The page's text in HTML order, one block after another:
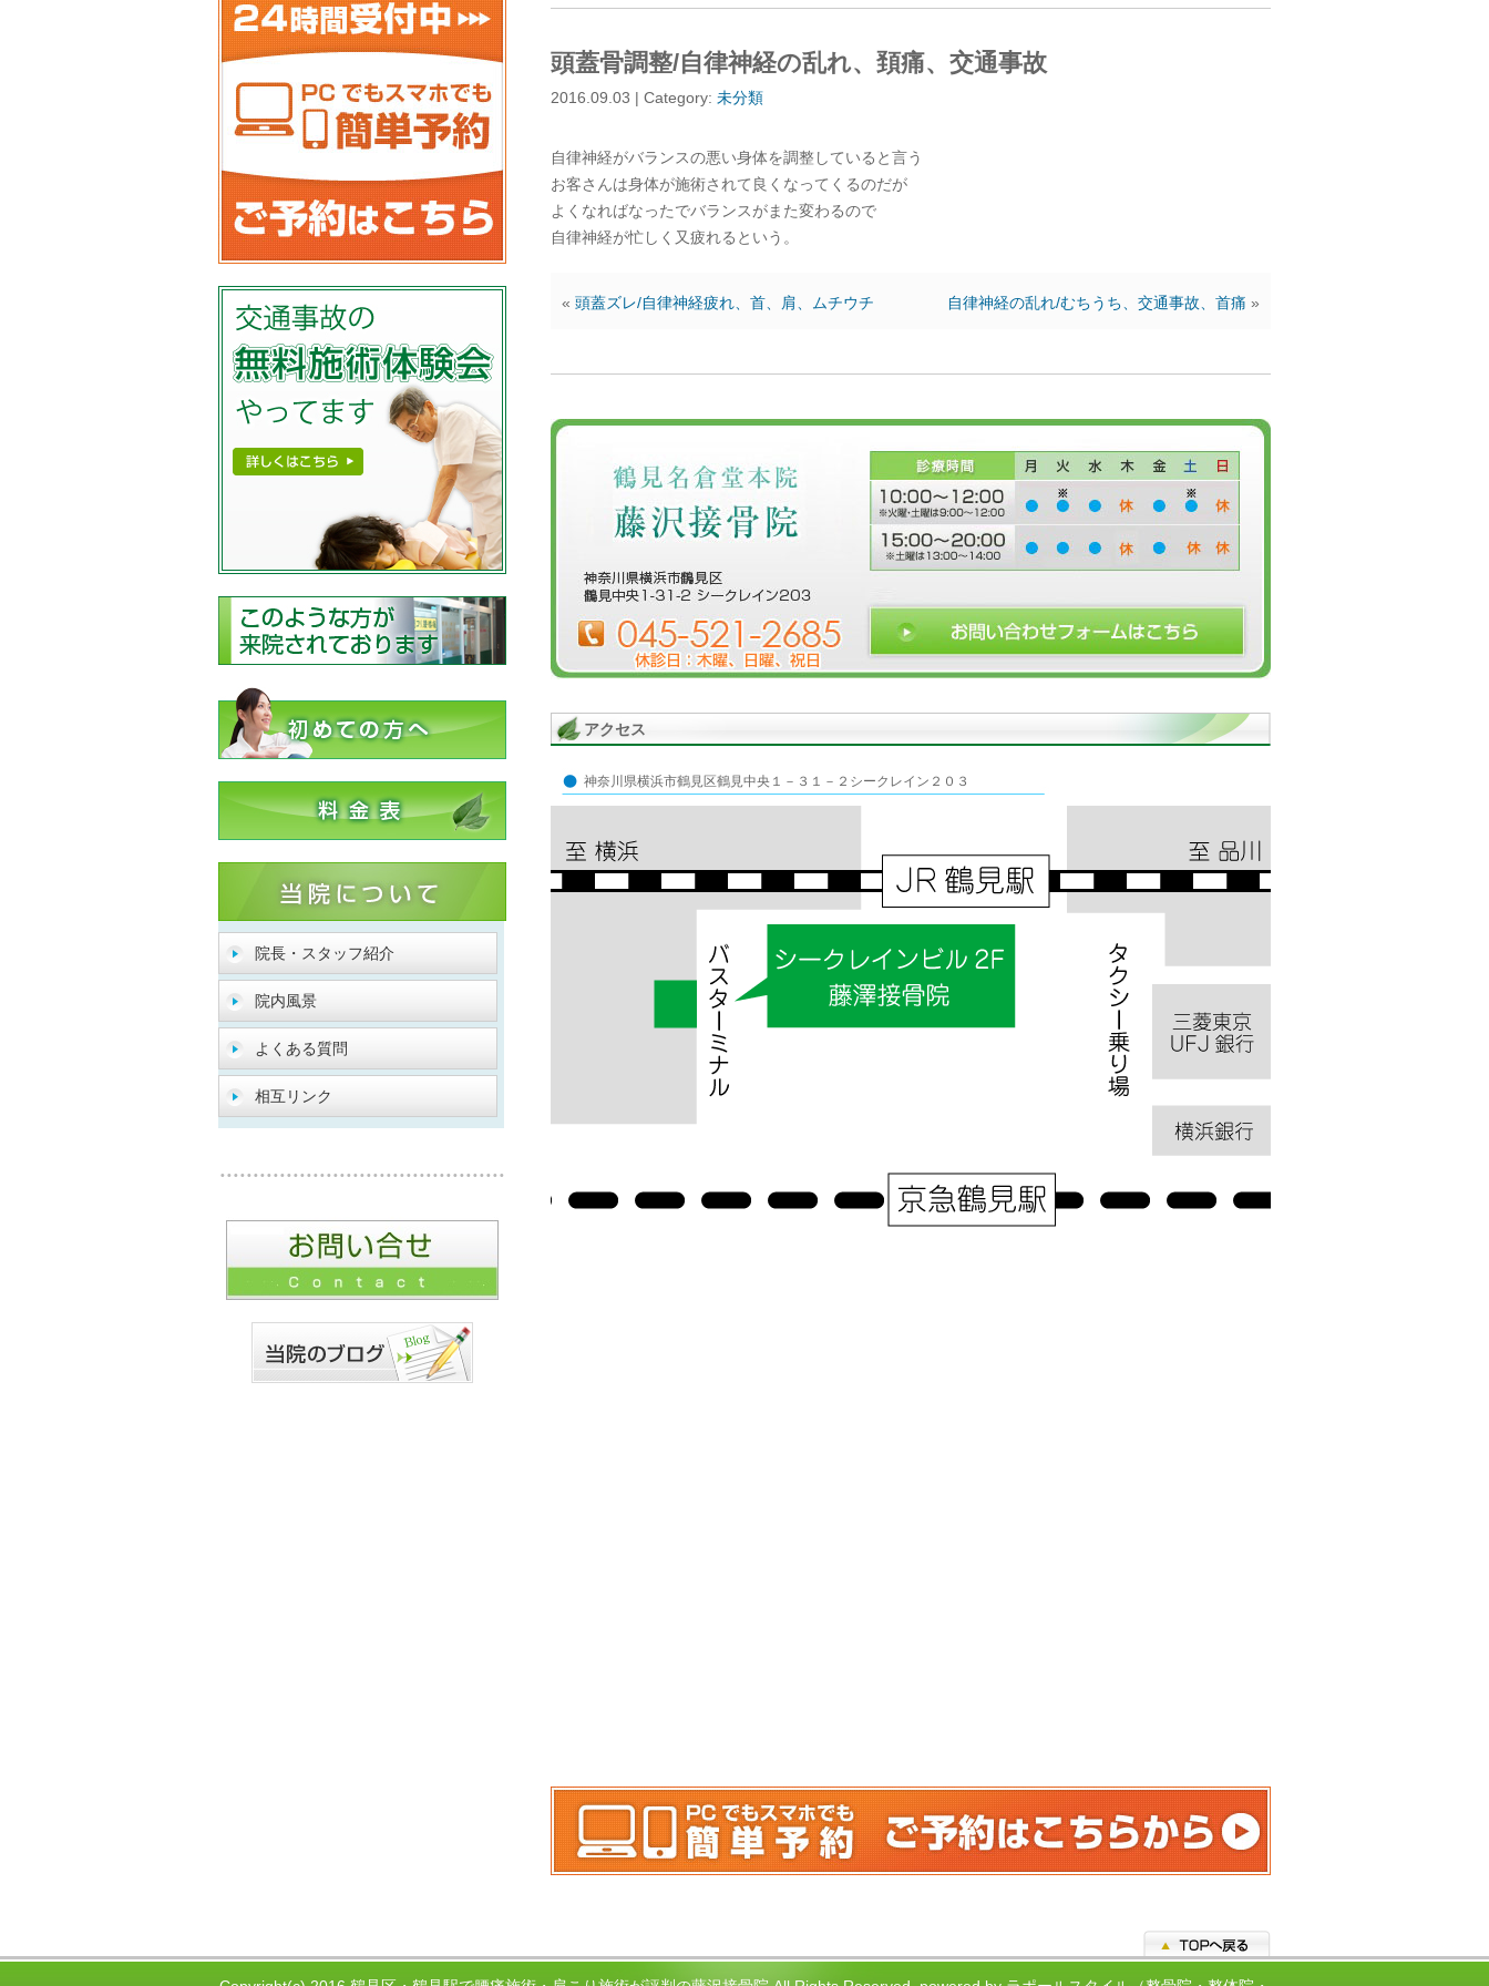
院長・スタッフ紹介
院内風景
よくある質問
相互リンク
頭蓋骨調整/自律神経の乱れ、頚痛、交通事故
2016.09.03 | Category: 未分類
自律神経がバランスの悪い身体を調整していると言う
お客さんは身体が施術されて良くなってくるのだが
よくなればなったでバランスがまた変わるので
自律神経が忙しく又疲れるという。
自律神経の乱れ/むちうち、交通事故、首痛 »
« 頭蓋ズレ/自律神経疲れ、首、肩、ムチウチ
アクセス
神奈川県横浜市鶴見区鶴見中央１－３１－２シークレイン２０３